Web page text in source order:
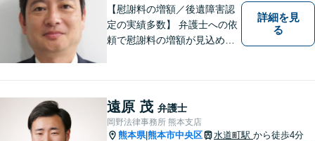
ます。
【慰謝料の増額／後遺障害認
定の実績多数】 弁護士への依
頼で慰謝料の増額が見込めま
ノウハウ多数】相続手続きか
ら遺言書までトータルサポー
ト【JR熊本駅から徒歩1分】
詳細を見
る
遠原 茂 弁護士
岡野法律事務所 熊本支店
熊本県|熊本市中央区 水道町駅 から徒歩4分